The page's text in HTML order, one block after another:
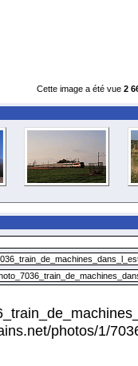
Cette image a été vue 2